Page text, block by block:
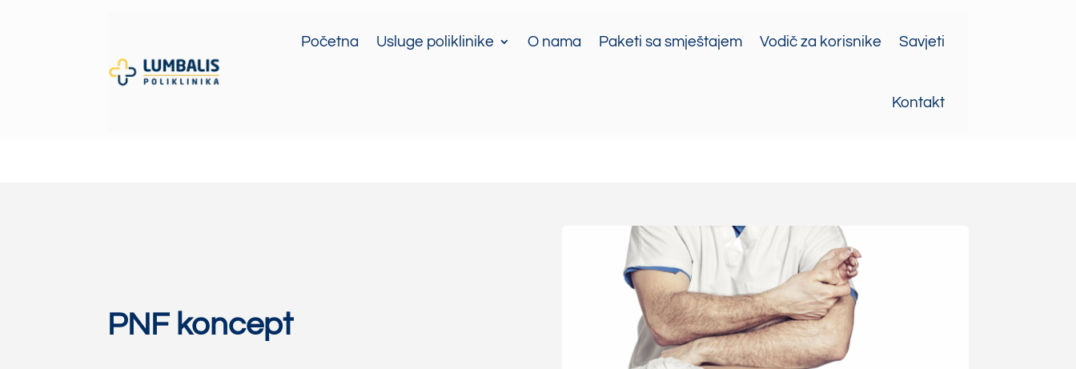
Početna Usluge poliklinike O nama Paketi sa smještajem Vodič za korisnike Savjeti
Kontakt
PNF koncept